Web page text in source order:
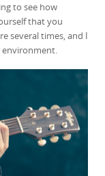
to see how
that you
several times, and I
environment.